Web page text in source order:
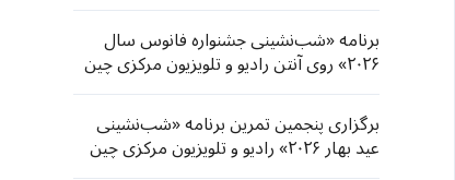
برنامه «شب‌نشینی جشنواره فانوس‌ سال
۲۰۲۶» روی آنتن رادیو و تلویزیون مرکزی چین
برگزاری پنجمین تمرین برنامه «شب‌نشینی
عید بهار ۲۰۲۶» رادیو و تلویزیون مرکزی چین